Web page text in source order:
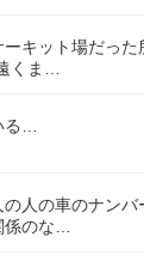
キット場だっ
くま…
…
人の車のナンバ
のな…